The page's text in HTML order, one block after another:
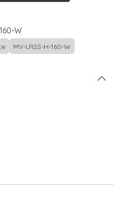
W
MV-LRSS-H-160-W